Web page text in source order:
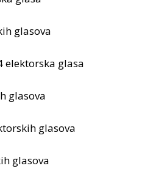
glasova
elektorska glasa
glasova
glasova
glasova